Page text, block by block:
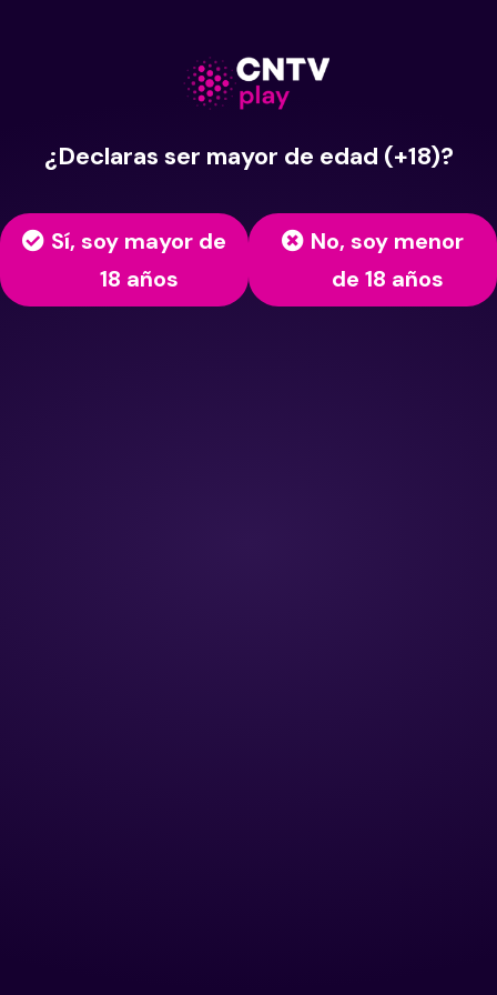
¿Declaras ser mayor de edad (+18)?
Sí, soy mayor de
18 años
No, soy menor
de 18 años